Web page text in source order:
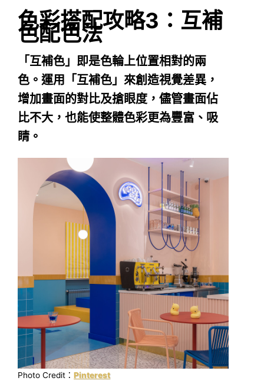
色彩搭配攻略3：互補
色配色法
「互補色」即是色輪上位置相對的兩
色。運用「互補色」來創造視覺差異，
增加畫面的對比及搶眼度，儘管畫面佔
比不大，也能使整體色彩更為豐富、吸
睛。
Photo Credit： Pinterest